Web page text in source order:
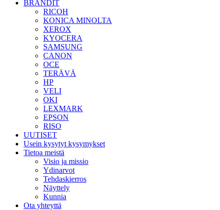
BRÄNDIT
RICOH
KONICA MINOLTA
XEROX
KYOCERA
SAMSUNG
CANON
OCE
TERÄVÄ
HP
VELI
OKI
LEXMARK
EPSON
RISO
UUTISET
Usein kysytyt kysymykset
Tietoa meistä
Visio ja missio
Ydinarvot
Tehdaskierros
Näyttely
Kunnia
Ota yhteyttä